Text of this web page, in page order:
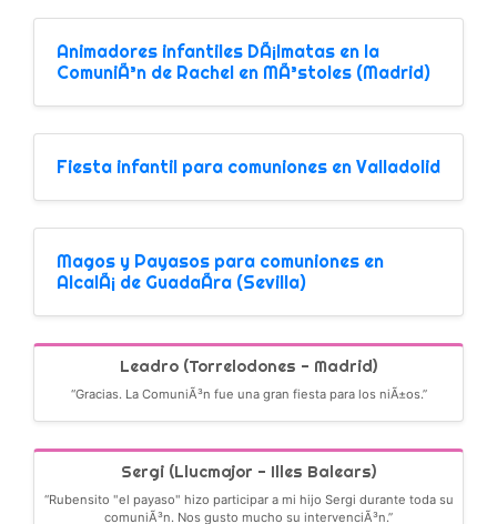
Animadores infantiles DÃ¡lmatas en la
ComuniÃ³n de Rachel en MÃ³stoles (Madrid)
Fiesta infantil para comuniones en Valladolid
Magos y Payasos para comuniones en
AlcalÃ¡ de GuadaÃ­ra (Sevilla)
Leadro (Torrelodones - Madrid)
“Gracias. La ComuniÃ³n fue una gran fiesta para los niÃ±os.”
Sergi (Llucmajor - Illes Balears)
“Rubensito "el payaso" hizo participar a mi hijo Sergi durante toda su
comuniÃ³n. Nos gusto mucho su intervenciÃ³n.”